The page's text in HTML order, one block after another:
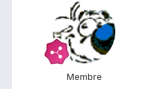
Membre